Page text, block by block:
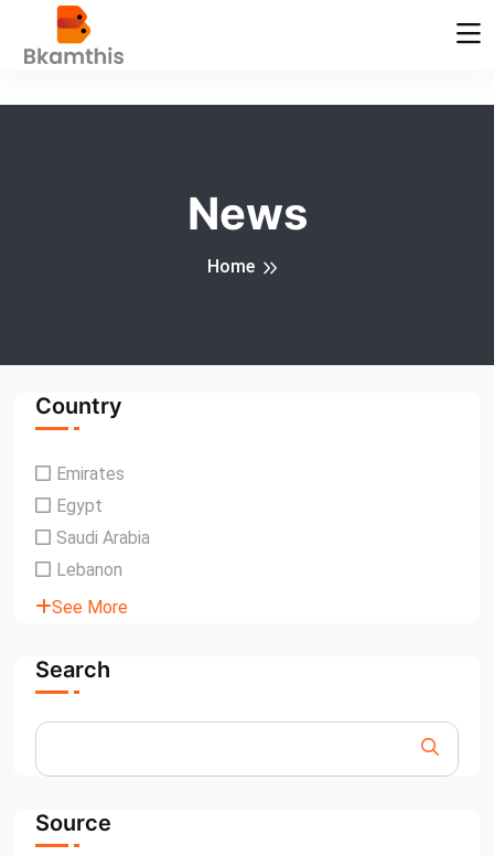
News
Home
Country
Emirates
Egypt
Saudi Arabia
Lebanon
See More
Search
Source